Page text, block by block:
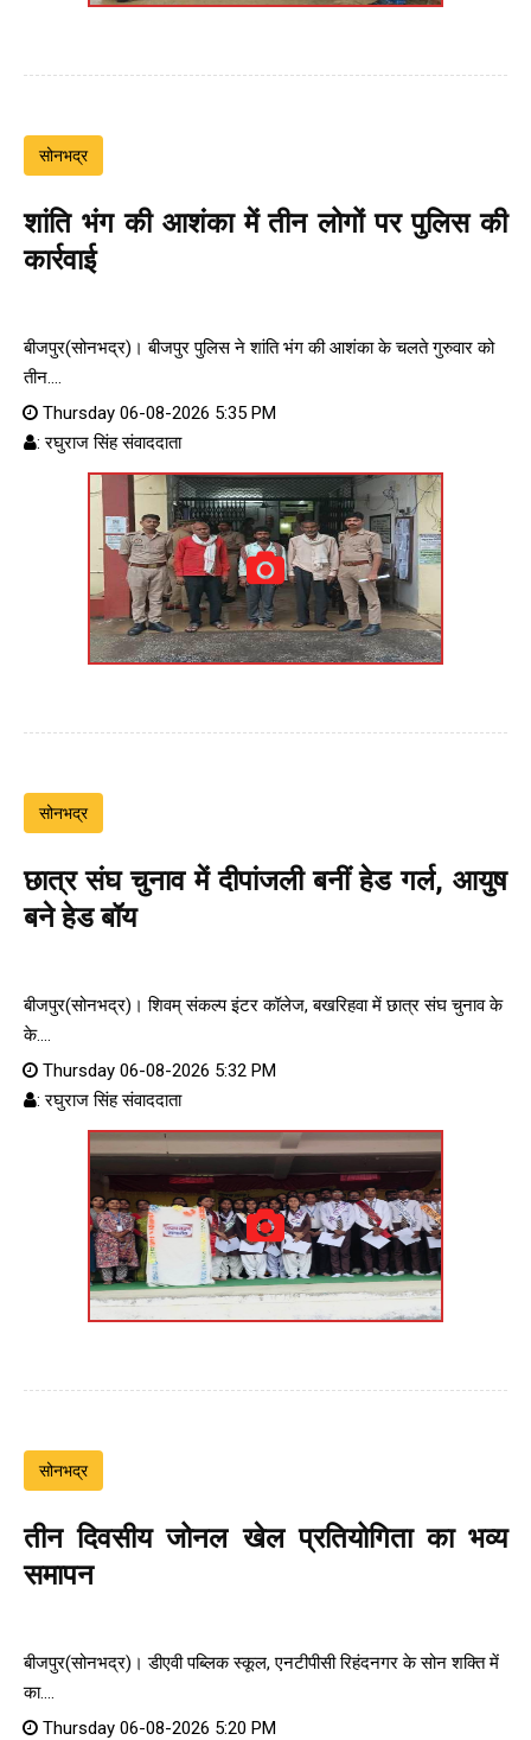
सोनभद्र
शांति भंग की आशंका में तीन लोगों पर पुलिस की
कार्रवाई
बीजपुर(सोनभद्र)। बीजपुर पुलिस ने शांति भंग की आशंका के चलते गुरुवार को
तीन....
Thursday 06-08-2026 5:35 PM
: रघुराज सिंह संवाददाता
सोनभद्र
छात्र संघ चुनाव में दीपांजली बनीं हेड गर्ल, आयुष
बने हेड बॉय
बीजपुर(सोनभद्र)। शिवम् संकल्प इंटर कॉलेज, बखरिहवा में छात्र संघ चुनाव के
के....
Thursday 06-08-2026 5:32 PM
: रघुराज सिंह संवाददाता
सोनभद्र
तीन दिवसीय जोनल खेल प्रतियोगिता का भव्य
समापन
बीजपुर(सोनभद्र)। डीएवी पब्लिक स्कूल, एनटीपीसी रिहंदनगर के सोन शक्ति में
का....
Thursday 06-08-2026 5:20 PM